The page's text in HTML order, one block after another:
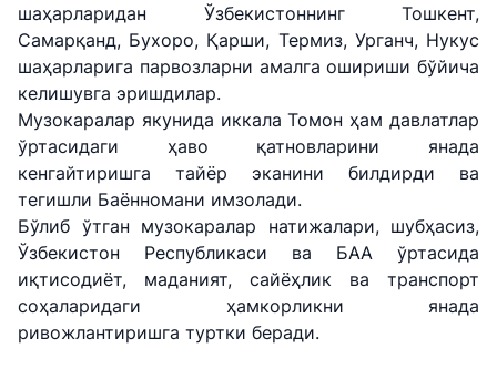
"Uzbekistan
Airways" АЖ
Ишонч
телефон
рақами
+998 (78) 140-
02-00
"Ўзбекистон
темир
йўллари" АЖ
Ишонч
телефон
рақами
+998 (71) 237-
99-98
"Uzbekistan
Airports" АЖ
Ишонч
рақами
47-09
"Тошшаҳартрансхизмат"
АЖ
"Ўзавтовокзал
сервис" МЧЖ
Автомобил
шаҳарларидан Ўзбекистоннинг Тошкент,
Самарқанд, Бухоро, Қарши, Термиз, Урганч, Нукус
шаҳарларига парвозларни амалга ошириши бўйича
келишувга эришдилар.
Музокаралар якунида иккала Томон ҳам давлатлар
ўртасидаги ҳаво қатновларини янада
кенгайтиришга тайёр эканини билдирди ва
тегишли Баённомани имзолади.
Бўлиб ўтган музокаралар натижалари, шубҳасиз,
Ўзбекистон Республикаси ва БAA ўртасида
иқтисодиёт, маданият, сайёҳлик ва транспорт
соҳаларидаги ҳамкорликни янада
ривожлантиришга туртки беради.